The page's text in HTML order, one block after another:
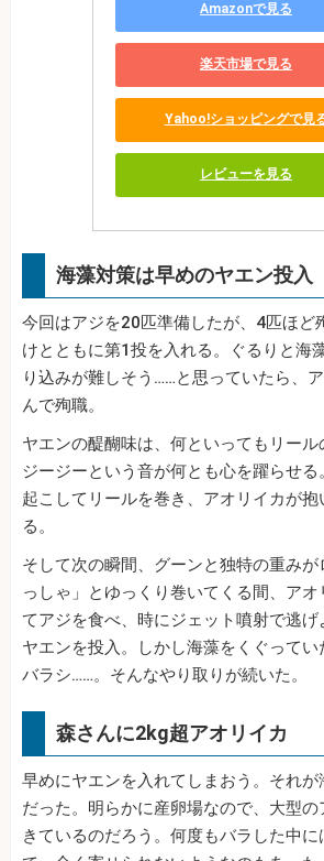
Amazonで見る
楽天市場で見る
Yahoo!ショッピングで見
レビューを見る
海藻対策は早めのヤエン投入
今回はアジを20匹準備したが、4匹ほど
けとともに第1投を入れる。ぐるりと海
り込みが難しそう……と思っていたら、
んで殉職。
ヤエンの醍醐味は、何といってもリール
ジージーという音が何とも心を躍らせ
起こしてリールを巻き、アオリイカが
る。
そして次の瞬間、グーンと独特の重みが
っしゃ」とゆっくり巻いてくる間、ア
てアジを食べ、時にジェット噴射で逃
ヤエンを投入。しかし海藻をくぐって
バラシ……。そんなやり取りが続いた。
森さんに2kg超アオリイカ
早めにヤエンを入れてしまおう。それ
だった。明らかに産卵場なので、大型の
きているのだろう。何度もバラした中